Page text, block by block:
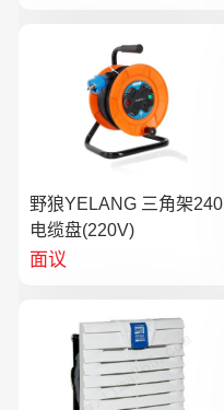
野狼YELANG 三角架240
电缆盘(220V)
面议